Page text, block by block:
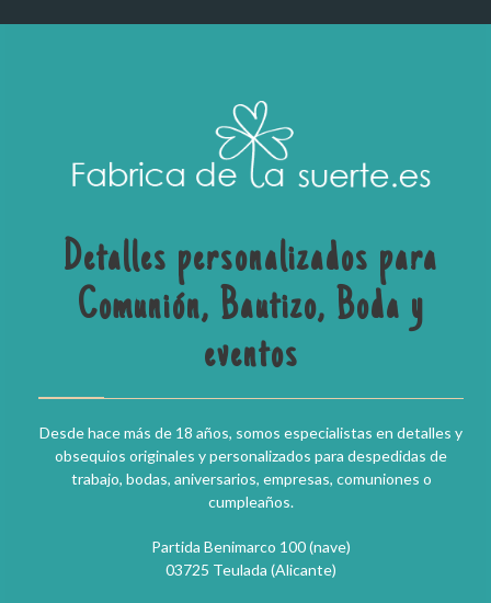
Detalles personalizados para
Comunión, Bautizo, Boda y
eventos
Desde hace más de 18 años, somos especialistas en detalles y
obsequios originales y personalizados para despedidas de
trabajo, bodas, aniversarios, empresas, comuniones o
cumpleaños.
Partida Benimarco 100 (nave)
03725 Teulada (Alicante)